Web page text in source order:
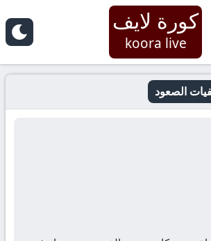
كورة لايف
koora live
الصعود